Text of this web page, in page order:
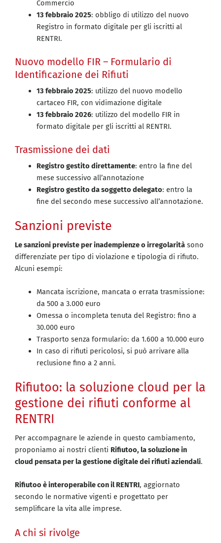
Commercio
13 febbraio 2025: obbligo di utilizzo del nuovo
Registro in formato digitale per gli iscritti al
RENTRI.
Nuovo modello FIR – Formulario di
Identificazione dei Rifiuti
13 febbraio 2025: utilizzo del nuovo modello
cartaceo FIR, con vidimazione digitale
13 febbraio 2026: utilizzo del modello FIR in
formato digitale per gli iscritti al RENTRI.
Trasmissione dei dati
Registro gestito direttamente: entro la fine del
mese successivo all’annotazione
Registro gestito da soggetto delegato: entro la
fine del secondo mese successivo all’annotazione.
Sanzioni previste
Le sanzioni previste per inadempienze o irregolarità sono
differenziate per tipo di violazione e tipologia di rifiuto.
Alcuni esempi:
Mancata iscrizione, mancata o errata trasmissione:
da 500 a 3.000 euro
Omessa o incompleta tenuta del Registro: fino a
30.000 euro
Trasporto senza formulario: da 1.600 a 10.000 euro
In caso di rifiuti pericolosi, si può arrivare alla
reclusione fino a 2 anni.
Rifiutoo: la soluzione cloud per la
gestione dei rifiuti conforme al
RENTRI
Per accompagnare le aziende in questo cambiamento,
proponiamo ai nostri clienti Rifiutoo, la soluzione in
cloud pensata per la gestione digitale dei rifiuti aziendali.
Rifiutoo è interoperabile con il RENTRI, aggiornato
secondo le normative vigenti e progettato per
semplificare la vita alle imprese.
A chi si rivolge